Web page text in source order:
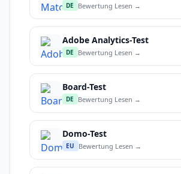
DE Bewertung Lesen →
Adobe Analytics-Test
DE Bewertung Lesen →
Board-Test
DE Bewertung Lesen →
Domo-Test
EU Bewertung Lesen →